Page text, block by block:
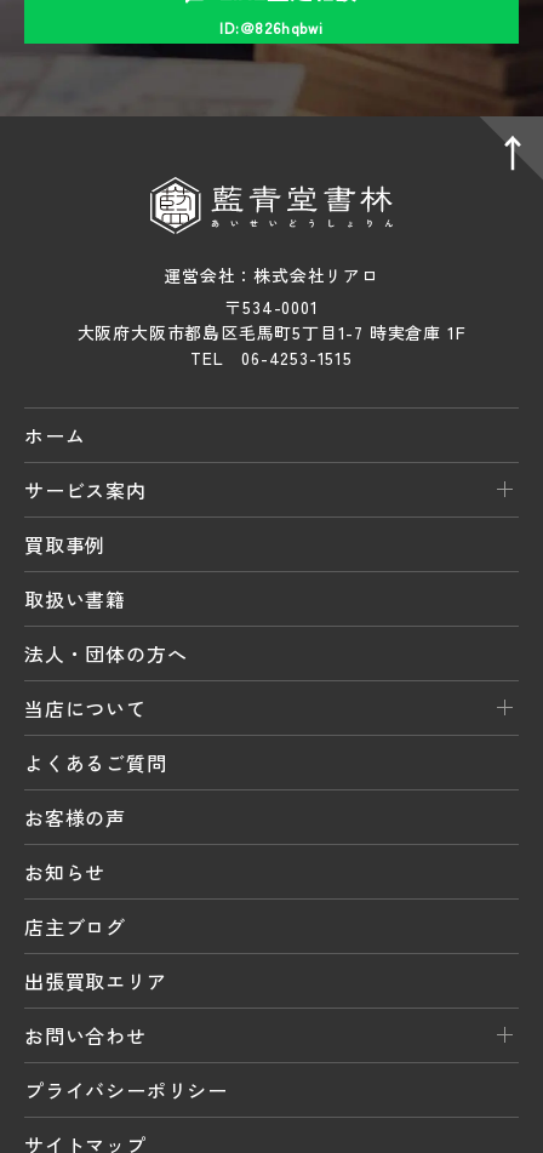
ID:＠826hqbwi
運営会社：株式会社リアロ
〒534-0001
大阪府大阪市都島区毛馬町5丁目1-7 時実倉庫 1F
TEL 06-4253-1515
ホーム
サービス案内
買取事例
取扱い書籍
法人・団体の方へ
当店について
よくあるご質問
お客様の声
お知らせ
店主ブログ
出張買取エリア
お問い合わせ
プライバシーポリシー
サイトマップ